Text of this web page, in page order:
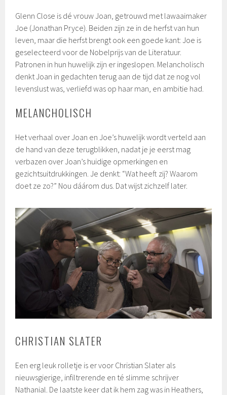
Glenn Close is dé vrouw Joan, getrouwd met lawaaimaker
Joe (Jonathan Pryce). Beiden zijn ze in de herfst van hun
leven, maar die herfst brengt ook een goede kant: Joe is
geselecteerd voor de Nobelprijs van de Literatuur.
Patronen in hun huwelijk zijn er ingeslopen. Melancholisch
denkt Joan in gedachten terug aan de tijd dat ze nog vol
levenslust was, verliefd was op haar man, en ambitie had.
MELANCHOLISCH
Het verhaal over Joan en Joe’s huwelijk wordt verteld aan
de hand van deze terugblikken, nadat je je eerst mag
verbazen over Joan’s huidige opmerkingen en
gezichtsuitdrukkingen. Je denkt: “Wat heeft zij? Waarom
doet ze zo?” Nou dáárom dus. Dat wijst zichzelf later.
CHRISTIAN SLATER
Een erg leuk rolletje is er voor Christian Slater als
nieuwsgierige, infiltrerende en té slimme schrijver
Nathanial. De laatste keer dat ik hem zag was in Heathers,